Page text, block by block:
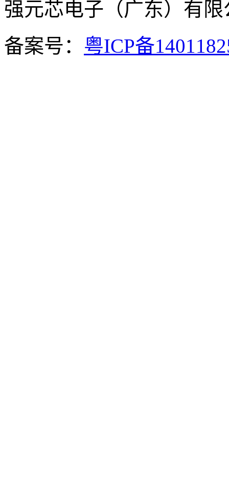
强元芯电子（广东）
备案号： 粤ICP备